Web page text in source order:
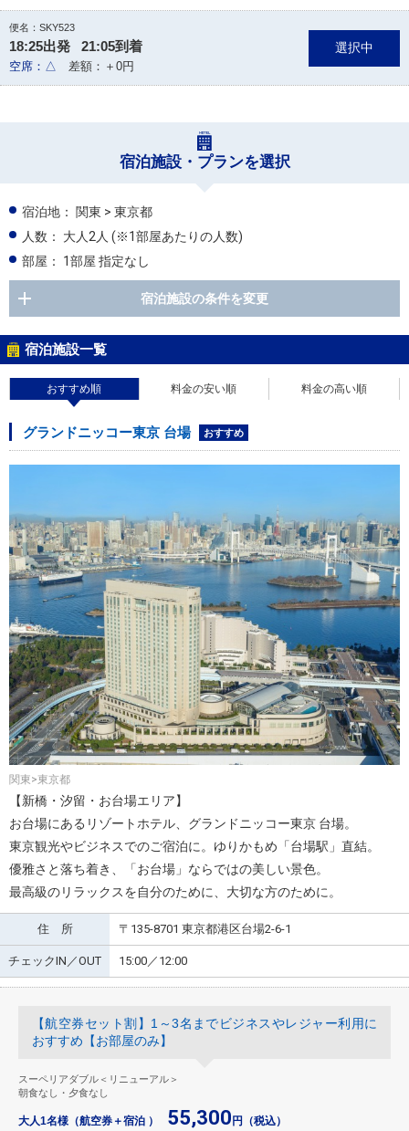
便名：SKY523
18:25出発 21:05到着
空席：△ 差額：＋0円
宿泊施設・プランを選択
宿泊地：
関東 > 東京都
人数：
大人2人 (※1部屋あたりの人数)
部屋：
1部屋 指定なし
宿泊施設の条件を変更
宿泊施設一覧
おすすめ順 料金の安い順 料金の高い順
グランドニッコー東京 台場 おすすめ
関東>東京都
【新橋・汐留・お台場エリア】
お台場にあるリゾートホテル、グランドニッコー東京 台場。
東京観光やビジネスでのご宿泊に。ゆりかもめ「台場駅」直結。
優雅さと落ち着き、「お台場」ならではの美しい景色。
最高級のリラックスを自分のために、大切な方のために。
住 所 〒135-8701 東京都港区台場2-6-1
チェックIN／OUT 15:00／12:00
【航空券セット割】1～3名までビジネスやレジャー利用に
おすすめ【お部屋のみ】
スーペリアダブル＜リニューアル＞
朝食なし・夕食なし
大人1名様（航空券＋宿泊 ） 55,300 円（税込）